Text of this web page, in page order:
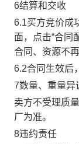
6结算和交收
6.1买方竞价成
面，点击“合同
合同、资源不
6.2合同生效后
7数量、重量异
卖方不受理质
厂为准。
8违约责任